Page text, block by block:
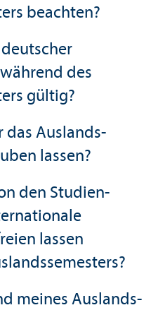
beachten?
des
gültig?
das Auslands­
lassen?
den Studien­
lassen
meines Auslands­